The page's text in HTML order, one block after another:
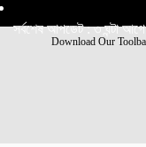
সর্বশেষ আপডেট : ৩ ঘন্টা আগে
Download Our